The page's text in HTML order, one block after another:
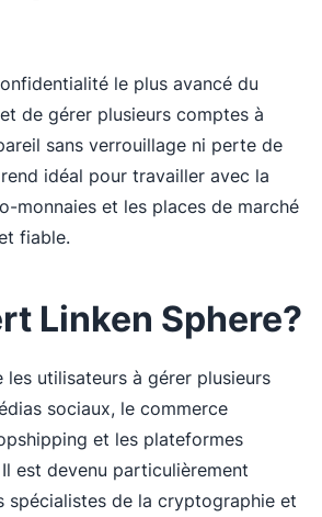
le plus avancé du
de gérer plusieurs comptes à
sans verrouillage ni perte de
idéal pour travailler avec la
monnaies et les places de marché
fiable.
Linken Sphere?
les utilisateurs à gérer plusieurs
sociaux, le commerce
et les plateformes
est devenu particulièrement
spécialistes de la cryptographie et